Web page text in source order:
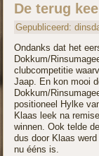
De terug
Gepubliceerd:
Ondanks dat het
Dokkum/
clubcompetitie
Jaap. En kon mooi
Dokkum/
positioneel Hylke
Klaas leek na
winnen. Ook telde
dus door Klaas
nu ééns is.